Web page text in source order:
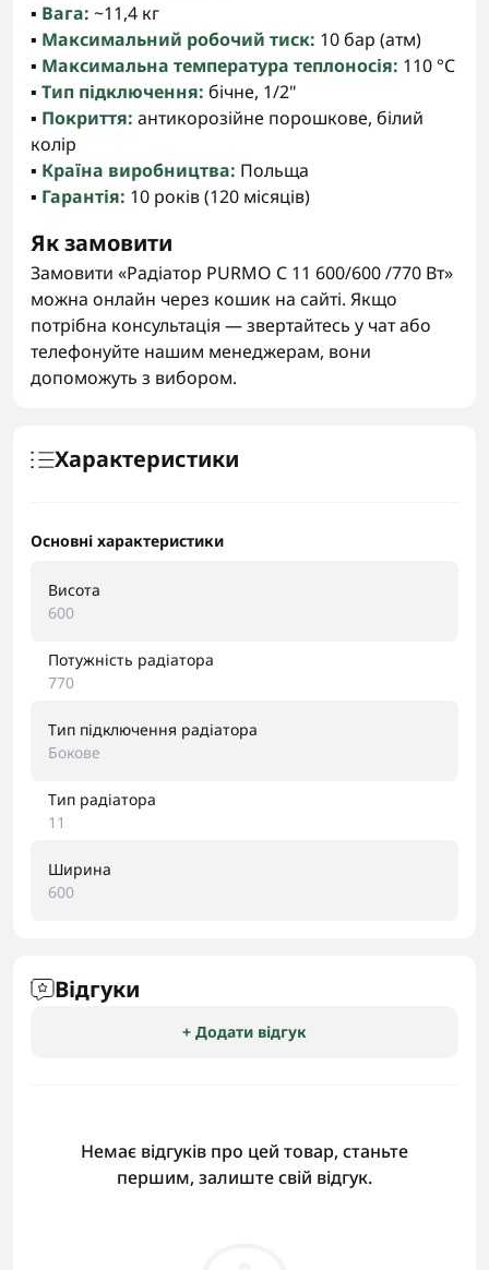
▪️ Вага: ~11,4 кг
▪️ Максимальний робочий тиск: 10 бар (атм)
▪️ Максимальна температура теплоносія: 110 °C
▪️ Тип підключення: бічне, 1/2"
▪️ Покриття: антикорозійне порошкове, білий
колір
▪️ Країна виробництва: Польща
▪️ Гарантія: 10 років (120 місяців)
Як замовити
Замовити «Радіатор PURMO C 11 600/600 /770 Вт»
можна онлайн через кошик на сайті. Якщо
потрібна консультація — звертайтесь у чат або
телефонуйте нашим менеджерам, вони
допоможуть з вибором.
Характеристики
Основні характеристики
Висота
600
Потужність радіатора
770
Тип підключення радіатора
Бокове
Тип радіатора
11
Ширина
600
Відгуки
+ Додати відгук
Немає відгуків про цей товар, станьте
першим, залиште свій відгук.